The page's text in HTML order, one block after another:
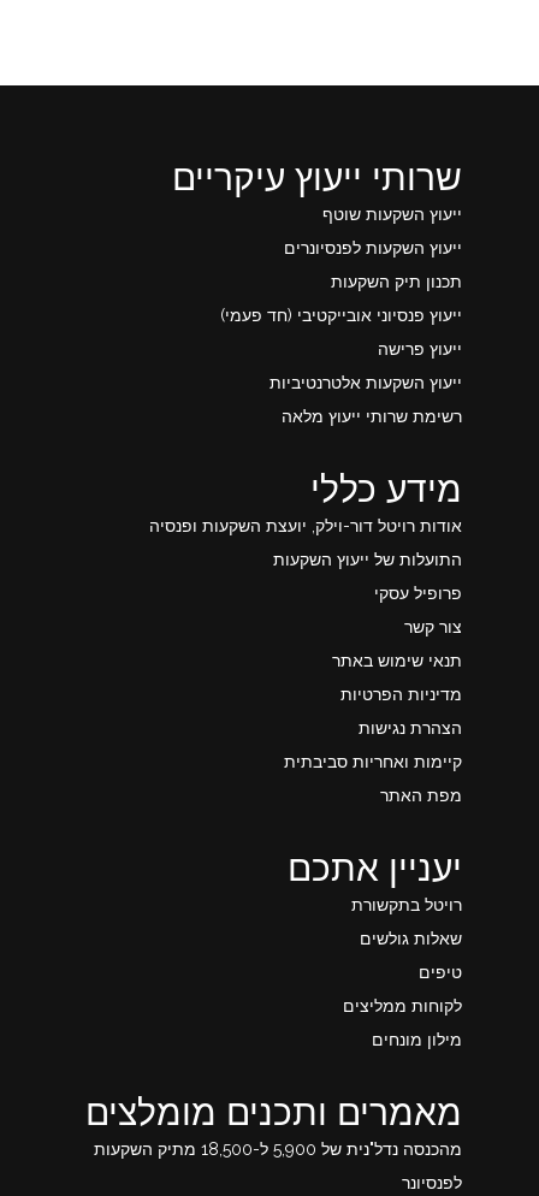
שרותי ייעוץ עיקריים
ייעוץ השקעות שוטף
ייעוץ השקעות לפנסיונרים
תכנון תיק השקעות
ייעוץ פנסיוני אובייקטיבי (חד פעמי)
ייעוץ פרישה
ייעוץ השקעות אלטרנטיביות
רשימת שרותי ייעוץ מלאה
מידע כללי
אודות רויטל דור-וילק, יועצת השקעות ופנסיה
התועלות של ייעוץ השקעות
פרופיל עסקי
צור קשר
תנאי שימוש באתר
מדיניות הפרטיות
הצהרת נגישות
קיימות ואחריות סביבתית
מפת האתר
יעניין אתכם
רויטל בתקשורת
שאלות גולשים
טיפים
לקוחות ממליצים
מילון מונחים
מאמרים ותכנים מומלצים
מהכנסה נדל"נית של 5,900 ל-18,500 מתיק השקעות
לפנסיונר